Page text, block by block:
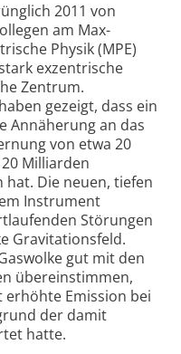
2011 von
am Max-
Physik (MPE)
exzentrische
Zentrum.
gezeigt, dass ein
Annäherung an das
von etwa 20
Milliarden
Die neuen, tiefen
Instrument
Störungen
Gravitationsfeld.
gut mit den
übereinstimmen,
erhöhte Emission bei
der damit
hatte.